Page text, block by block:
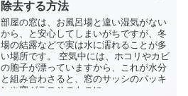
除去する方法
部屋の窓は、お風呂場と違い湿気がない
から、と安心してしまいがちですが、冬
場の結露などで実は水に濡れることが多
い場所です。 空気中には、ホコリやカビ
の胞子が漂っていますから、これが水分
と組み合わさると、窓のサッシのパッキ
ンや窓ガラスそのものに...